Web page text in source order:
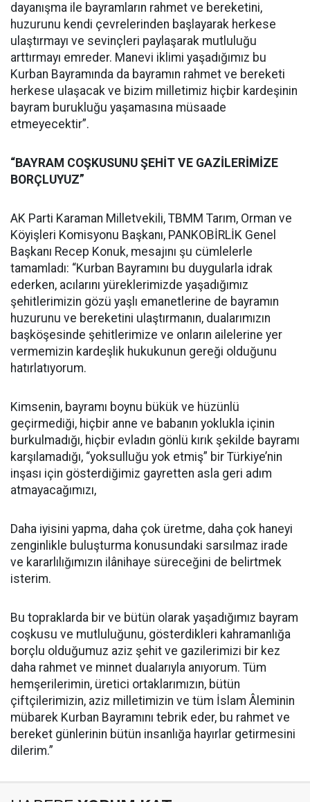
dayanışma ile bayramların rahmet ve bereketini,
huzurunu kendi çevrelerinden başlayarak herkese
ulaştırmayı ve sevinçleri paylaşarak mutluluğu
arttırmayı emreder. Manevi iklimi yaşadığımız bu
Kurban Bayramında da bayramın rahmet ve bereketi
herkese ulaşacak ve bizim milletimiz hiçbir kardeşinin
bayram burukluğu yaşamasına müsaade
etmeyecektir”.
“BAYRAM COŞKUSUNU ŞEHİT VE GAZİLERİMİZE
BORÇLUYUZ”
AK Parti Karaman Milletvekili, TBMM Tarım, Orman ve
Köyişleri Komisyonu Başkanı, PANKOBİRLİK Genel
Başkanı Recep Konuk, mesajını şu cümlelerle
tamamladı: “Kurban Bayramını bu duygularla idrak
ederken, acılarını yüreklerimizde yaşadığımız
şehitlerimizin gözü yaşlı emanetlerine de bayramın
huzurunu ve bereketini ulaştırmanın, dualarımızın
başköşesinde şehitlerimize ve onların ailelerine yer
vermemizin kardeşlik hukukunun gereği olduğunu
hatırlatıyorum.
Kimsenin, bayramı boynu bükük ve hüzünlü
geçirmediği, hiçbir anne ve babanın yoklukla içinin
burkulmadığı, hiçbir evladın gönlü kırık şekilde bayramı
karşılamadığı, “yoksulluğu yok etmiş” bir Türkiye’nin
inşası için gösterdiğimiz gayretten asla geri adım
atmayacağımızı,
Daha iyisini yapma, daha çok üretme, daha çok haneyi
zenginlikle buluşturma konusundaki sarsılmaz irade
ve kararlılığımızın ilânihaye süreceğini de belirtmek
isterim.
Bu topraklarda bir ve bütün olarak yaşadığımız bayram
coşkusu ve mutluluğunu, gösterdikleri kahramanlığa
borçlu olduğumuz aziz şehit ve gazilerimizi bir kez
daha rahmet ve minnet dualarıyla anıyorum. Tüm
hemşerilerimin, üretici ortaklarımızın, bütün
çiftçilerimizin, aziz milletimizin ve tüm İslam Âleminin
mübarek Kurban Bayramını tebrik eder, bu rahmet ve
bereket günlerinin bütün insanlığa hayırlar getirmesini
dilerim.”